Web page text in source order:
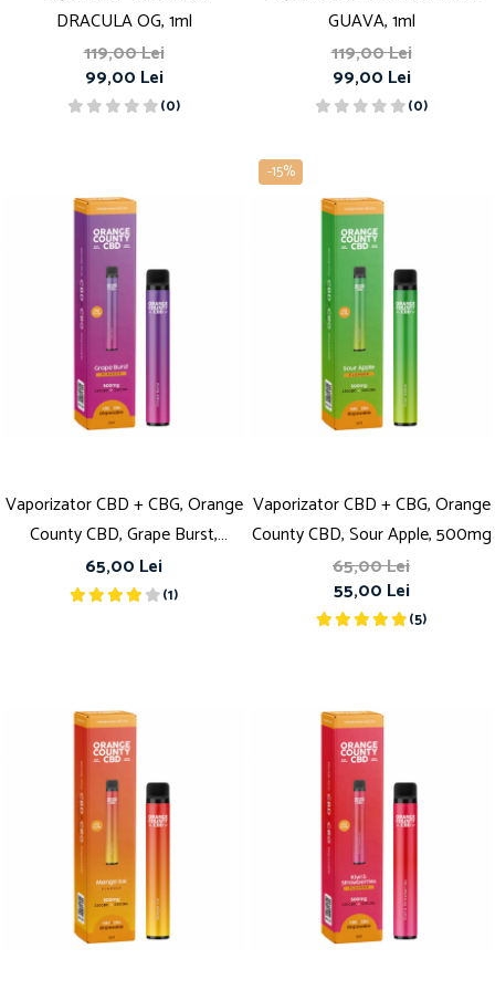
DRACULA OG, 1ml
119,00 Lei
99,00 Lei
(0)
GUAVA, 1ml
119,00 Lei
99,00 Lei
(0)
Vaporizator CBD + CBG, Orange
County CBD, Grape Burst,
500mg
65,00 Lei
(1)
-15%
Vaporizator CBD + CBG, Orange
County CBD, Sour Apple, 500mg
65,00 Lei
55,00 Lei
(5)